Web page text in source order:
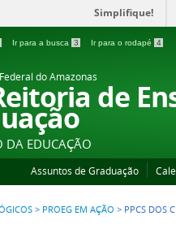
Simplifique!
Ir para a busca 3 Ir para o rodapé 4
do Amazonas
de
DA EDUCAÇÃO
Assuntos de Graduação
> PROEG EM AÇÃO > PPCS DOS